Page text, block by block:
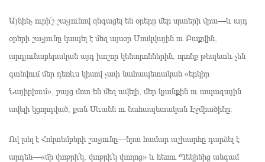
Այնինչ ուրի՜շ շաչյունով զնգացել են օրերը մեր սրտերի վրա—և այդ
օրերի շաչյունը կապել է մեզ այսօր Մոսկվային ու Բաքվին,
արդյունաբերական այդ խոշոր կենտրոններին, որոնք թեպետև չեն
գտնվում մեր դեռևս կիսով չափ նահապետական «երկիր
Նայիրիում», բայց մոտ են մեզ ավելի, մեր կյանքին ու ապագային
ավելի կցորդված, քան Սևանն ու նահապետական Էջմիածինը։
Ով լսել է Հոկտեմբերի շաչյունը—նրա համար աշխարհը դարձել է
արդեն—«մի փոքրի՜կ, փոքրի՜կ փողոց» և հեռու Պեկինից անգամ